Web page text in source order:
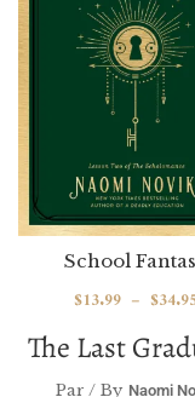
The Last
School
$13.99 – $
Par / By Naomi